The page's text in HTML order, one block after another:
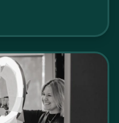
Hoe pak je dat